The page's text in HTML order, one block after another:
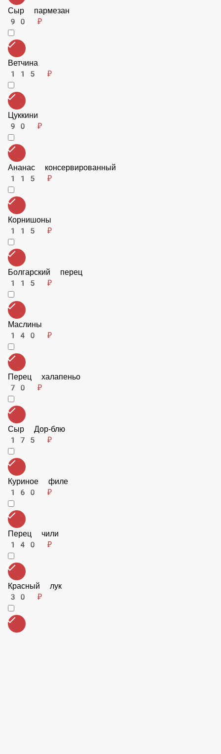
Креветки
Сыр пармезан
90 ₽
Ветчина
115 ₽
Цуккини
90 ₽
Ананас консервированный
115 ₽
Болгарский перец
115 ₽
Маслины
140 ₽
Перец халапеньо
70 ₽
Сыр Дор-блю